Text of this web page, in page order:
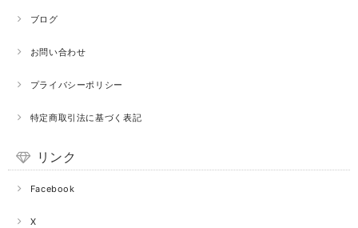
ブログ
お問い合わせ
プライバシーポリシー
特定商取引法に基づく表記
リンク
Facebook
X